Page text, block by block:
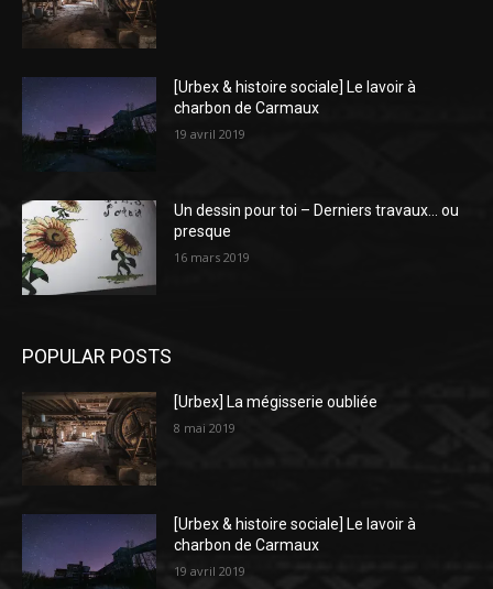
[Urbex & histoire sociale] Le lavoir à
charbon de Carmaux
19 avril 2019
Un dessin pour toi – Derniers travaux… ou
presque
16 mars 2019
POPULAR POSTS
[Urbex] La mégisserie oubliée
8 mai 2019
[Urbex & histoire sociale] Le lavoir à
charbon de Carmaux
19 avril 2019